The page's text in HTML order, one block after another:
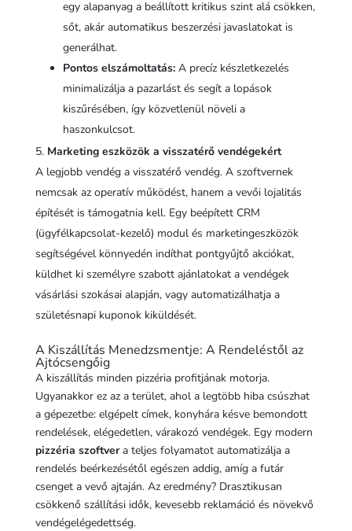
egy alapanyag a beállított kritikus szint alá csökken,
sőt, akár automatikus beszerzési javaslatokat is
generálhat.
Pontos elszámoltatás:A precíz készletkezelés
minimalizálja a pazarlást és segít a lopások
kiszűrésében, így közvetlenül növeli a
haszonkulcsot.
Marketing eszközök a visszatérő vendégekért
A legjobb vendég a visszatérő vendég. A szoftvernek
nemcsak az operatív működést, hanem a vevői lojalitás
építését is támogatnia kell. Egy beépített CRM
(ügyfélkapcsolat-kezelő) modul és marketingeszközök
segítségével könnyedén indíthat pontgyűjtő akciókat,
küldhet ki személyre szabott ajánlatokat a vendégek
vásárlási szokásai alapján, vagy automatizálhatja a
születésnapi kuponok kiküldését.
A Kiszállítás Menedzsmentje: A Rendeléstől az
Ajtócsengőig
A kiszállítás minden pizzéria profitjának motorja.
Ugyanakkor ez az a terület, ahol a legtöbb hiba csúszhat
a gépezetbe: elgépelt címek, konyhára késve bemondott
rendelések, elégedetlen, várakozó vendégek. Egy modern
pizzéria szoftvera teljes folyamatot automatizálja a
rendelés beérkezésétől egészen addig, amíg a futár
csenget a vevő ajtaján. Az eredmény? Drasztikusan
csökkenő szállítási idők, kevesebb reklamáció és növekvő
vendégelégedettség.